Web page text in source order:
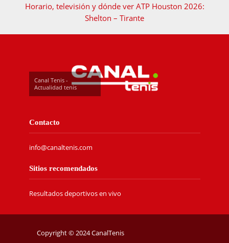
Horario, televisión y dónde ver ATP Houston 2026:
Shelton – Tirante
Canal Tenis -
Actualidad tenis
Contacto
info@canaltenis.com
Sitios recomendados
Resultados deportivos en vivo
Copyright © 2024 CanalTenis